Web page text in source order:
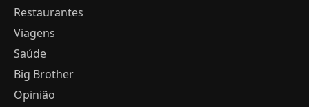
Restaurantes
Viagens
Saúde
Big Brother
Opinião